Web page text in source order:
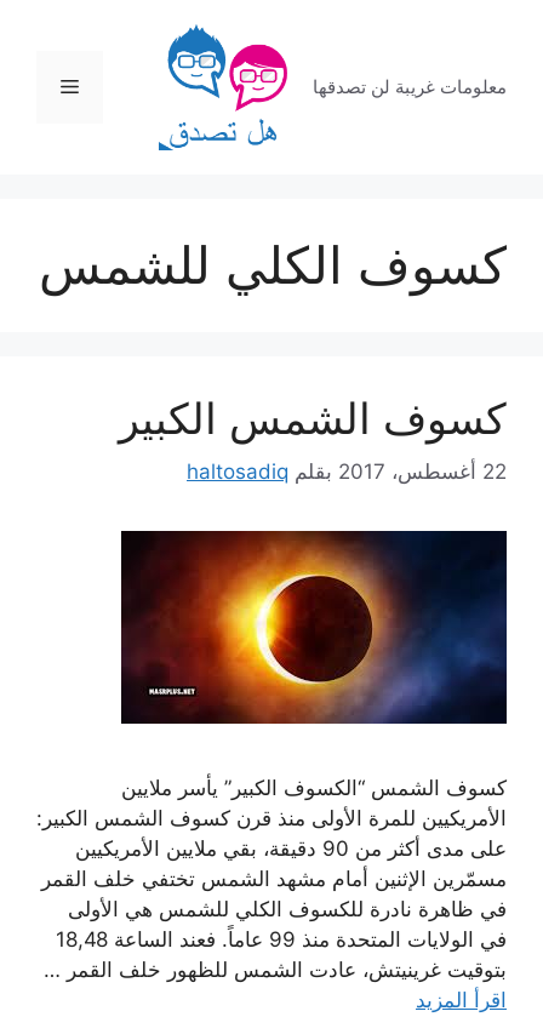
المحتوى
معلومات غريبة لن تصدقها القائمة
كسوف الكلي للشمس
كسوف الشمس الكبير
22 أغسطس، 2017 بقلم haltosadiq
كسوف الشمس “الكسوف الكبير” يأسر ملايين
الأمريكيين للمرة الأولى منذ قرن كسوف الشمس الكبير:
على مدى أكثر من 90 دقيقة، بقي ملايين الأمريكيين
مسمّرين الإثنين أمام مشهد الشمس تختفي خلف القمر
في ظاهرة نادرة للكسوف الكلي للشمس هي الأولى
في الولايات المتحدة منذ 99 عاماً. فعند الساعة 18,48
بتوقيت غرينيتش، عادت الشمس للظهور خلف القمر …
اقرأ المزيد